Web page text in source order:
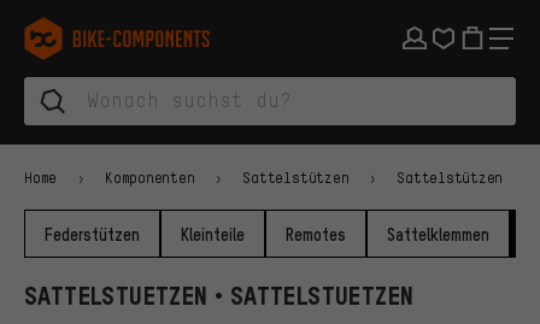
Zur Hauptnavigation springen
Zur Kategorienavigation springen
Zum Inhalt springen
Zu Marken und Newsletter springen
Zur Fußzeile springen
bike-components.de Startseite
Home Komponenten Sattelstützen Sattelstützen
Federstützen Kleinteile Remotes Sattelklemmen
SATTELSTUETZEN • SATTELSTUETZEN